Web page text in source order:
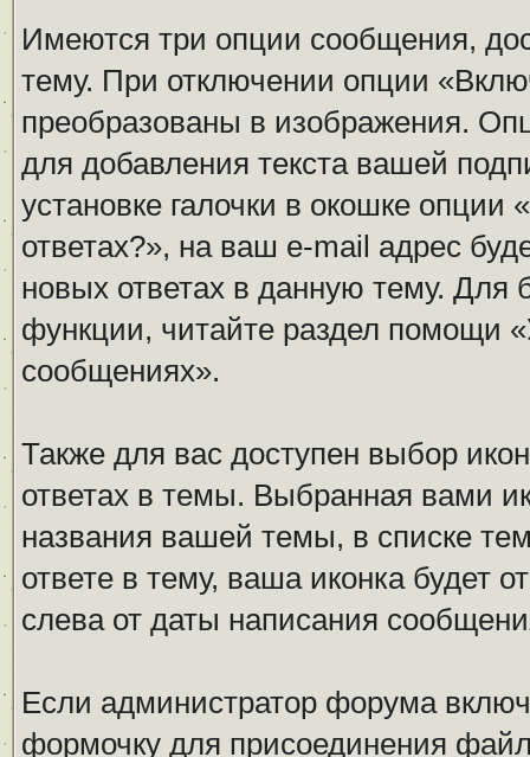
Имеются три опции сообщения,
тему. При отключении опции
преобразованы в изображения.
для добавления текста вашей
установке галочки в окошке
ответах?», на ваш e-mail адрес
новых ответах в данную тему.
функции, читайте раздел помощи
сообщениях».
Также для вас доступен выбор
ответах в темы. Выбранная вами
названия вашей темы, в списке
ответе в тему, ваша иконка будет
слева от даты написания
Если администратор форума
формочку для присоединения